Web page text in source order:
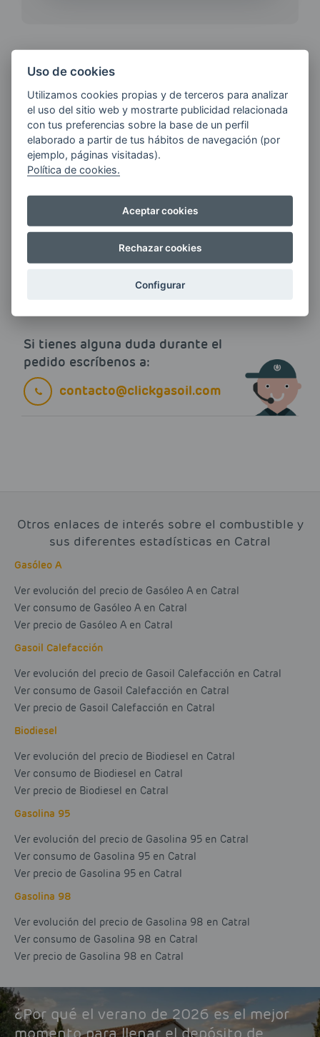
¿QUIERES ESTAR AL DÍA DE
LAS
ÚLTIMAS NOVEDADES?
E-MAIL
Quiero recibir las últimas novedades de AVIA
ENERGIAS por cualquier medio, incluido
electrónico.Más información
Si tienes alguna duda durante el
pedido escríbenos a:
contacto@clickgasoil.com
Otros enlaces de interés sobre el combustible y
sus diferentes estadísticas en Catral
Gasóleo A
Ver evolución del precio de Gasóleo A en Catral
Ver consumo de Gasóleo A en Catral
Ver precio de Gasóleo A en Catral
Gasoil Calefacción
Ver evolución del precio de Gasoil Calefacción en Catral
Ver consumo de Gasoil Calefacción en Catral
Ver precio de Gasoil Calefacción en Catral
Biodiesel
Ver evolución del precio de Biodiesel en Catral
Ver consumo de Biodiesel en Catral
Ver precio de Biodiesel en Catral
Gasolina 95
Ver evolución del precio de Gasolina 95 en Catral
Ver consumo de Gasolina 95 en Catral
Ver precio de Gasolina 95 en Catral
Gasolina 98
Ver evolución del precio de Gasolina 98 en Catral
Ver consumo de Gasolina 98 en Catral
Ver precio de Gasolina 98 en Catral
¿Por qué el verano de 2026 es el mejor
Uso de cookies
Utilizamos cookies propias y de terceros para analizar
el uso del sitio web y mostrarte publicidad relacionada
con tus preferencias sobre la base de un perfil
elaborado a partir de tus hábitos de navegación (por
ejemplo, páginas visitadas).
Política de cookies.
Aceptar cookies
Rechazar cookies
Configurar